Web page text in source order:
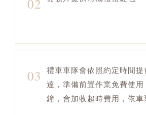
02
03
禮車車隊會依照約定時間
達，準備前置作業免費使用
鐘，會加收超時費用，依車